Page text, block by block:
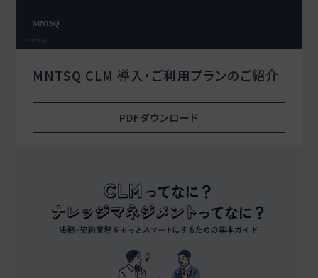
MNTSQ CLM 導入・ご利用プランのご紹介
PDFダウンロード